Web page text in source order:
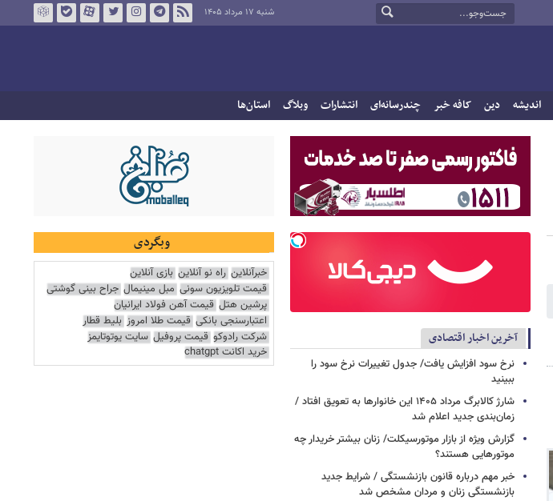
شنبه ۱۷ مرداد ۱۴۰۵
اندیشه دین کافه خبر چندرسانه‌ای انتشارات وبلاگ استان‌ها
آخرین اخبار اقتصادی
نرخ سود افزایش یافت/ جدول تغییرات نرخ سود را
ببینید
شارژ کالابرگ مرداد ۱۴۰۵ این خانوارها به تعویق افتاد /
زمان‌بندی جدید اعلام شد
گزارش ویژه از بازار موتورسیکلت/ زنان بیشتر خریدار چه
موتورهایی هستند؟
خبر مهم درباره قانون بازنشستگی / شرایط جدید
بازنشستگی زنان و مردان مشخص شد
وبگردی
خبرآنلاین راه نو آنلاین بازی آنلاین
قیمت تلویزیون سونی مبل مینیمال جراح بینی گوشتی
پرشین هتل قیمت آهن فولاد ایرانیان
اعتبارسنجی بانکی قیمت طلا امروز بلیط قطار
شرکت رادوکو قیمت پروفیل سایت یوتوتایمز
خرید اکانت chatgpt